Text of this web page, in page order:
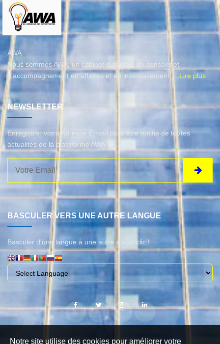
Notre site utilise des cookies pour améliorer votre
AWA
Nous sommes AWA, un cabinet d’études, de conseils et
d'accompagnement en affaires et en investissement.
...Lire plus
NEWSLETTER
Enregistrer votre Adresse E-mail pour être notifié de toutes
actualités de la plateforme AWA
BASCULER VERS UNE AUTRE LANGUE
Basculer d'une langue à une autre en un clic !